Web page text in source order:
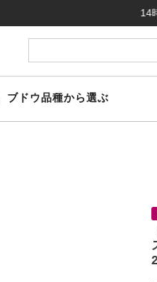
14時まで
ブドウ品種から選ぶ